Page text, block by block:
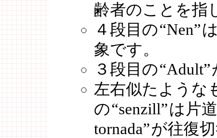
齢者のことを指
４段目の“Nen”
象です。
３段目の“Adult”
左右似たような
の“senzill”は片
tornada”が往復